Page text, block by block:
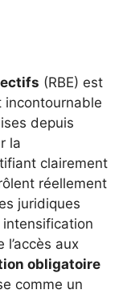
(RBE) est
incontournable
depuis
la
clairement
réellement
juridiques
intensification
aux
obligatoire
comme un